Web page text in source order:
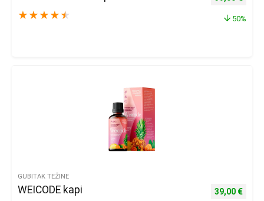
★ ★ ★ ★ ★ 50%
GUBITAK TEŽINE
WEICODE kapi
Izvorna
39,00 €